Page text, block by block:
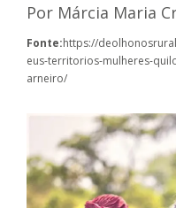
Por Márcia Maria
Fonte:https://
eus-territorios-mulheres-
arneiro/